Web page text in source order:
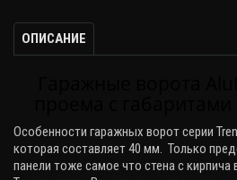
ОПИСАНИЕ
Особенности гаражных ворот серии
которая составляет 40 мм. Только
панели тоже самое что стена с